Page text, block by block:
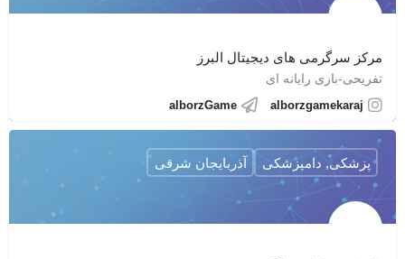
مرکز سرگرمی های دیجیتال البرز
تفریحی-بازی رایانه ای
alborzgamekaraj
alborzGame
پزشکی, دامپزشکی آذربایجان شرقی